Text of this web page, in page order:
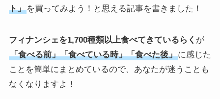
ト」を買ってみよう！と思える記事を書きました！
フィナンシェを1,700種類以上食べてきているらく が
「食べる前」「食べている時」「食べた後」に感じた
ことを簡単にまとめているので、あなたが迷うことも
なくなりますよ！